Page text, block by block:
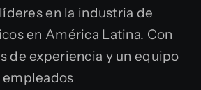
en la industria de
en América Latina. Con
de experiencia y un equipo
empleados